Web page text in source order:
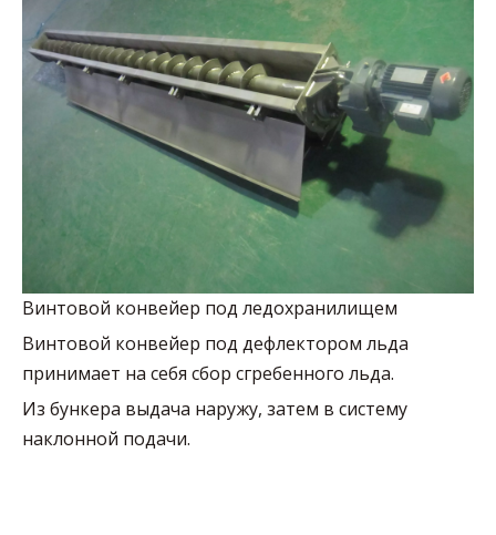
Винтовой конвейер под ледохранилищем
Винтовой конвейер под дефлектором льда
принимает на себя сбор сгребенного льда.
Из бункера выдача наружу, затем в систему
наклонной подачи.